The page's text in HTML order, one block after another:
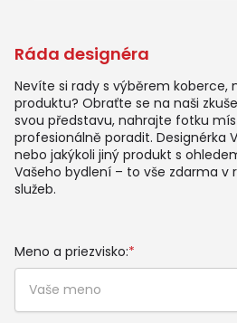
Ráda designéra
Nevíte si rady s výběrem koberce,
produktu? Obraťte se na naši
svou představu, nahrajte fotku
profesionálně poradit. Designérka
nebo jakýkoli jiný produkt s
Vašeho bydlení – to vše zdarma v
služeb.
Meno a priezvisko:*